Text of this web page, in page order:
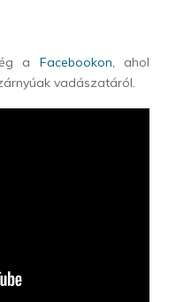
a Facebookon , ahol
vadászatáról.